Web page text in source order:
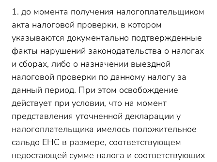
1. до момента получения налогоплательщиком
акта налоговой проверки, в котором
указываются документально подтвержденные
факты нарушений законодательства о налогах
и сборах, либо о назначении выездной
налоговой проверки по данному налогу за
данный период. При этом освобождение
действует при условии, что на момент
представления уточненной декларации у
налогоплательщика имелось положительное
сальдо ЕНС в размере, соответствующем
недостающей сумме налога и соответствующих